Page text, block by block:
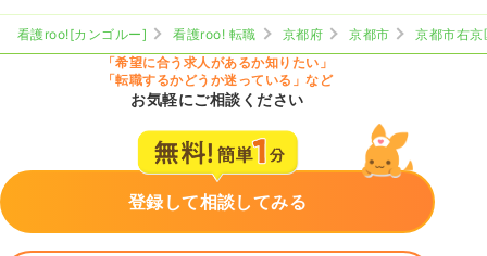
看護roo![カンゴルー] 看護roo! 転職 京都府 京都市
京都市右京
「希望に合う求人があるか知りたい」
「転職するかどうか迷っている」など
お気軽にご相談ください
登録して相談してみる